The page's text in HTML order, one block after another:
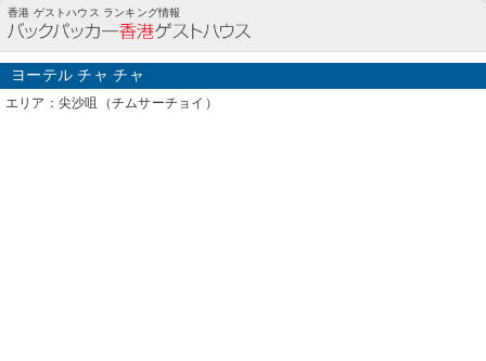
ヨーテル チャ チャ(尖沙咀（チムサーチョイ）)の詳細情報
香港 ゲストハウス ランキング情報
ヨーテル チャ チャ
エリア：尖沙咀（チムサーチョイ）